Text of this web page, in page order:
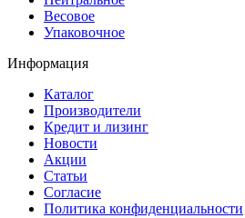
Весовое
Упаковочное
Информация
Каталог
Производители
Кредит и лизинг
Новости
Акции
Статьи
Согласие
Политика конфиденциальности